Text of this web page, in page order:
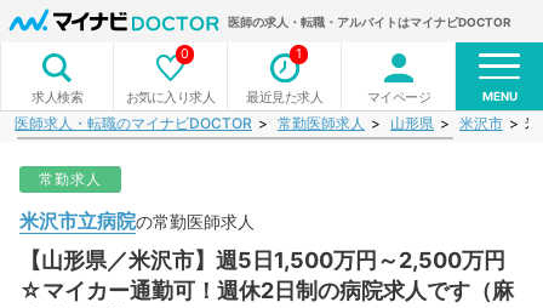
医師の求人・転職・アルバイトはマイナビDOCTOR
求人検索 お気に入り求人
0
最近見た求人
1
マイページ MENU
医師求人・転職のマイナビDOCTOR 常勤医師求人 山形県 米沢市 米
常勤求人
米沢市立病院の常勤医師求人
【山形県／米沢市】週5日1,500万円～2,500万円
☆マイカー通勤可！週休2日制の病院求人です（麻